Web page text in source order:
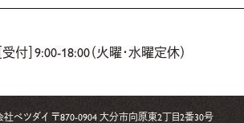
受付］9:00-18:00（火曜・水曜定休）
ベツダイ 〒870-0904 大分市向原東2丁目2番30号